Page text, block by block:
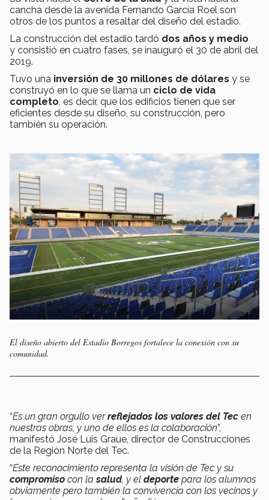
cancha desde la avenida Fernando García Roel son
otros de los puntos a resaltar del diseño del estadio.
La construcción del estadio tardó dos años y medio
y consistió en cuatro fases, se inauguró el 30 de abril del
2019.
Tuvo una inversión de 30 millones de dólares y se
construyó en lo que se llama un ciclo de vida
completo es decir, que los edificios tienen que ser
eficientes desde su diseño, su construcción, pero
también su operación.
El diseño abierto del Estadio Borregos fortalece la conexión con su
comunidad.
“Es un gran orgullo verreflejados los valores del Tec en
nuestras obras, y uno de ellos es la colaboración”,
manifestó José Luis Graue, director de Construcciones
de la Región Norte del Tec.
“Este reconocimiento representa la visión de Tec y su
compromiso con lasalud, y el deporte para los alumnos
obviamente pero también la convivencia con los vecinos y